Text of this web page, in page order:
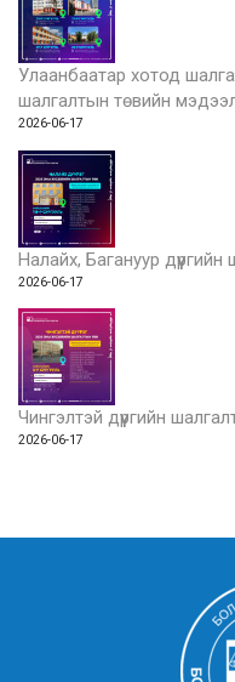
Улаанбаатар хотод
шалгалтын төвийн
2026-06-17
Налайх, Багануур
2026-06-17
Чингэлтэй дүүргийн
2026-06-17